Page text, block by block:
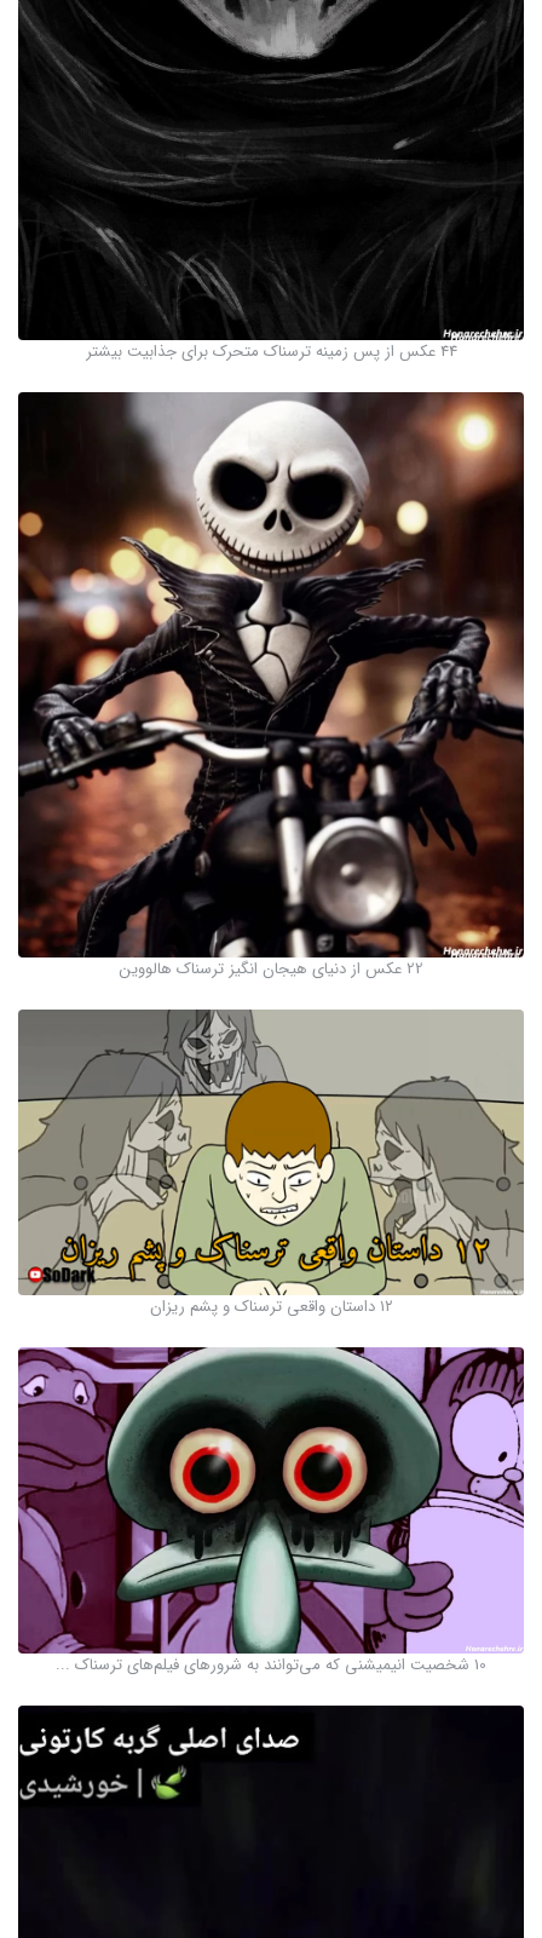
44 عکس از پس زمینه ترسناک متحرک برای جذابیت بیشتر
22 عکس از دنیای هیجان انگیز ترسناک هالووین
۱۲ داستان واقعی ترسناک و پشم ریزان
10 شخصیت انیمیشنی که می‌توانند به شرورهای فیلم‌های ترسناک ...